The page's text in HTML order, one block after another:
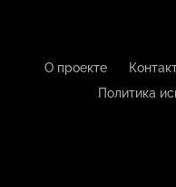
О проекте
Политика